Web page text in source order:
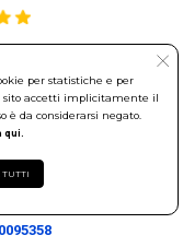
da Vinci, 40 -
(RM)
delle Imprese di
per statistiche e per
sito accetti implicitamente il
è da considerarsi negato.
TUTTI